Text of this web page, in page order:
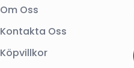
Om Oss
Kontakta Oss
Köpvillkor